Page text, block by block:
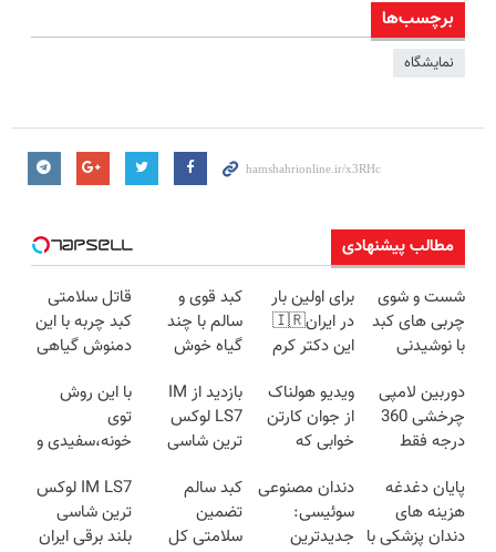
برچسب‌ها
نمایشگاه
مطالب پیشنهادی
شست و شوی
چربی های کبد
با نوشیدنی
برای اولین بار
در ایران🇮🇷
این دکتر کرم
روزه ساخت!
کبد قوی و
سالم با چند
گیاه خوش
قاتل سلامتی
کبد چربه با این
دمنوش گیاهی
دوربین لامپی
چرخشی 360
درجه فقط
🔥 پرداخت
درب منزل
ویدیو هولناک
از جوان کارتن
خوابی که
آموزش رایگان
بازدید از IM
LS7 لوکس
ترین شاسی
در باشگاه
انقلاب
با این روش
توی
خونه،سفیدی و
برگردون
(40%off)
پایان دغدغه
هزینه های
دندان پزشکی با
دندان مصنوعی
سوئیسی:
جدیدترین
کبد سالم
تضمین
سلامتی کل
IM LS7 لوکس
ترین شاسی
بلند برقی ایران